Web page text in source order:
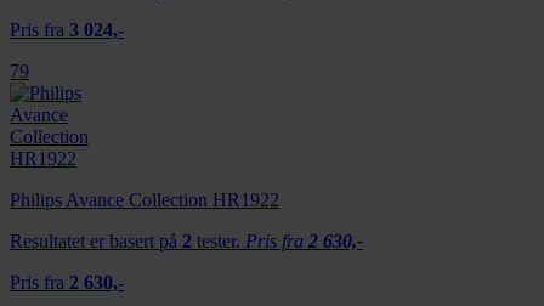
Pris fra 3 024,-
79
Philips Avance Collection HR1922
Resultatet er basert på 2 tester. Pris fra 2 630,-
Pris fra 2 630,-